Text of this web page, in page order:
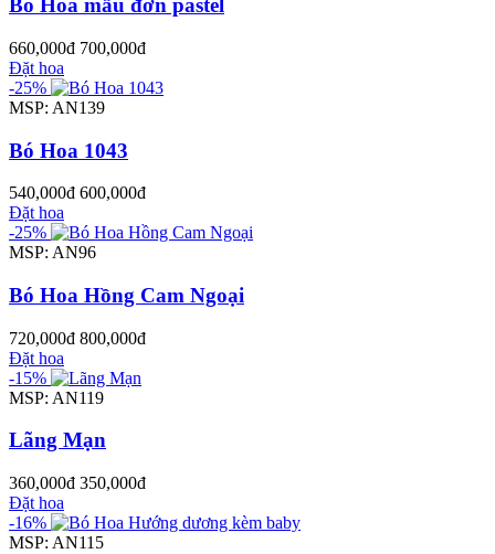
Bó Hoa mẫu đơn pastel
660,000đ 700,000đ
Đặt hoa
-25%
MSP: AN139
Bó Hoa 1043
540,000đ 600,000đ
Đặt hoa
-25%
MSP: AN96
Bó Hoa Hồng Cam Ngoại
720,000đ 800,000đ
Đặt hoa
-15%
MSP: AN119
Lãng Mạn
360,000đ 350,000đ
Đặt hoa
-16%
MSP: AN115